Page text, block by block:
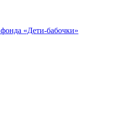
фонда «Дети-бабочки»